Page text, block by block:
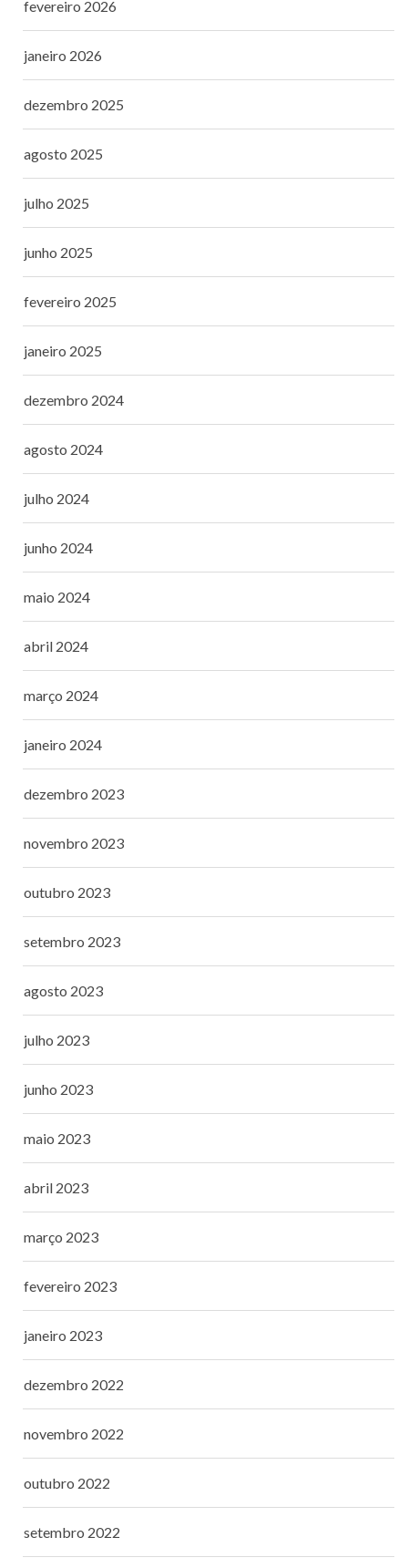
fevereiro 2026
janeiro 2026
dezembro 2025
agosto 2025
julho 2025
junho 2025
fevereiro 2025
janeiro 2025
dezembro 2024
agosto 2024
julho 2024
junho 2024
maio 2024
abril 2024
março 2024
janeiro 2024
dezembro 2023
novembro 2023
outubro 2023
setembro 2023
agosto 2023
julho 2023
junho 2023
maio 2023
abril 2023
março 2023
fevereiro 2023
janeiro 2023
dezembro 2022
novembro 2022
outubro 2022
setembro 2022